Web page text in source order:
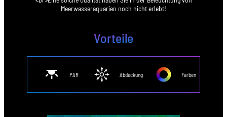
Meerwasseraquarien noch nicht erlebt!
Vorteile
PAR Abdeckung Farben